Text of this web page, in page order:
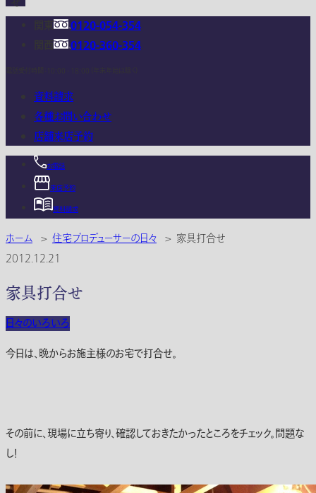
0120-054-354
0120-360-354
資料請求
各種お問い合わせ
店舗来店予約
お電話
来店予約
資料請求
ホーム > 住宅プロデューサーの日々 > 家具打合せ
2012.12.21
家具打合せ
日々のいろいろ
今日は、晩からお施主様のお宅で打合せ。
その前に、現場に立ち寄り、確認しておきたかったところをチェック。問題な
し！